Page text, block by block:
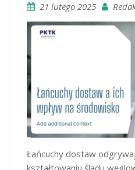
21 lutego 2025
Łańcuchy dostaw
kształtowaniu śladu